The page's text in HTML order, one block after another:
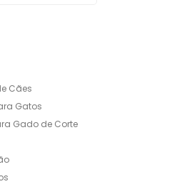
Cães
Gatos
Gado de Corte